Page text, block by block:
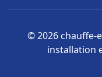
© 2026 chauffe-
installation